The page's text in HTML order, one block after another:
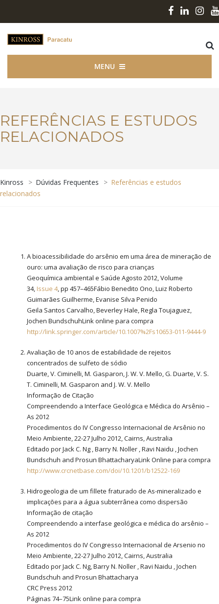
MENU
REFERÊNCIAS E ESTUDOS
RELACIONADOS
Kinross > Dúvidas Frequentes > Referências e estudos
relacionados
A bioacessibilidade do arsênio em uma área de mineração de
ouro: uma avaliação de risco para crianças
Geoquímica ambiental e Saúde Agosto 2012, Volume
34, Issue 4, pp 457–465Fábio Benedito Ono, Luiz Roberto
Guimarães Guilherme, Evanise Silva Penido
Geila Santos Carvalho, Beverley Hale, Regla Toujaguez,
Jochen BundschuhLink online para compra
http://link.springer.com/article/10.1007%2Fs10653-011-9444-9
Avaliação de 10 anos de estabilidade de rejeitos
concentrados de sulfeto de sódio
Duarte, V. Ciminelli, M. Gasparon, J. W. V. Mello, G. Duarte, V. S.
T. Ciminelli, M. Gasparon and J. W. V. Mello
Informação de Citação
Compreendendo a Interface Geológica e Médica do Arsênio –
As 2012
Procedimentos do IV Congresso Internacional de Arsênio no
Meio Ambiente, 22-27 Julho 2012, Cairns, Australia
Editado por Jack C. Ng , Barry N. Noller , Ravi Naidu , Jochen
Bundschuh and Prosun BhattacharyaLink Online para compra
http://www.crcnetbase.com/doi/10.1201/b12522-169
Hidrogeologia de um fillete fraturado de As-mineralizado e
implicações para a água subterrânea como dispersão
Informação de citação
Compreendendo a interfase geológica e médica do arsênio –
As 2012
Procedimentos do IV Congresso Internacional de Arsenio no
Meio Ambiente, 22-27 Julho 2012, Cairns, Australia
Editado por Jack C. Ng, Barry N. Noller , Ravi Naidu , Jochen
Bundschuh and Prosun Bhattacharya
CRC Press 2012
Páginas 74–75Link online para compra